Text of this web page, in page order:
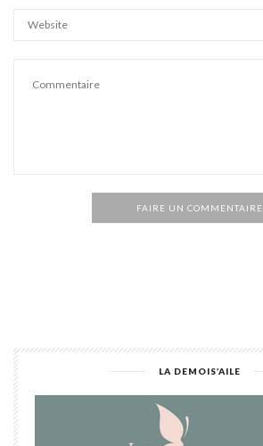
FAIRE UN COMMENTAIRE
LA DEMOIS’AILE